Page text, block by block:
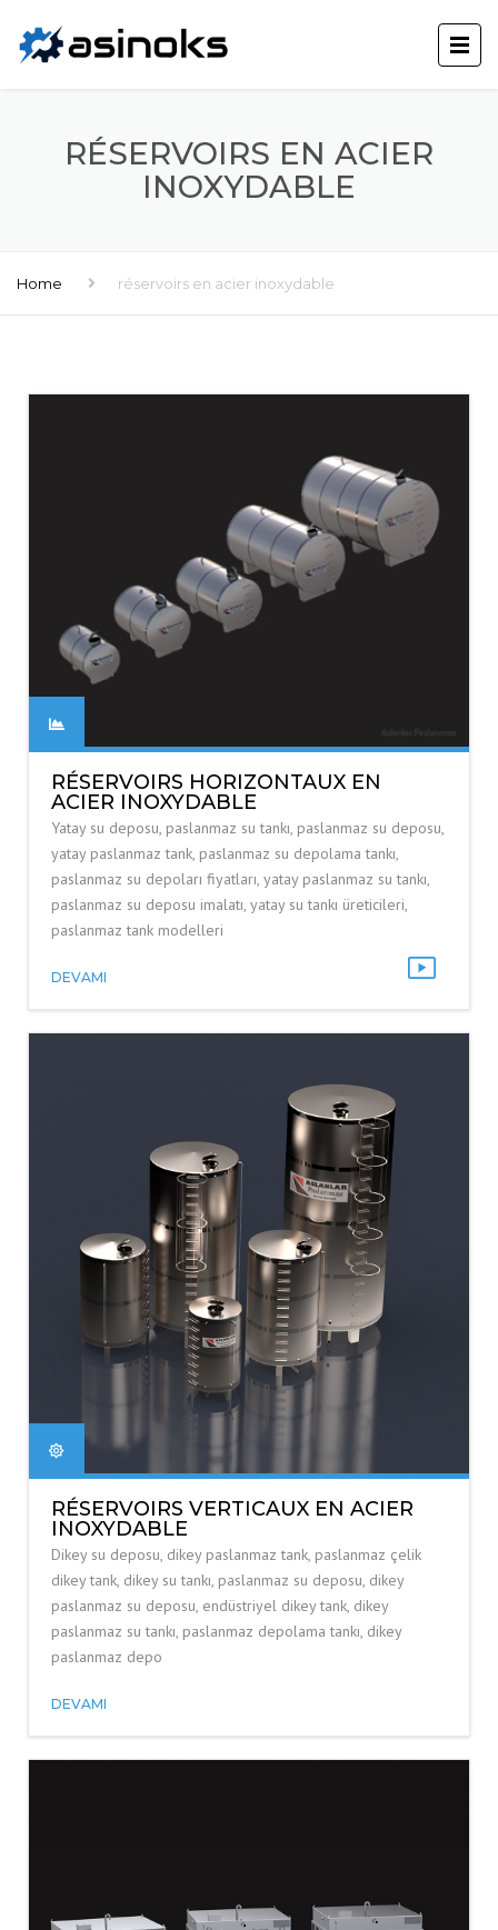
RÉSERVOIRS EN ACIER
INOXYDABLE
Home réservoirs en acier inoxydable
RÉSERVOIRS HORIZONTAUX EN
ACIER INOXYDABLE
Yatay su deposu, paslanmaz su tankı, paslanmaz su deposu,
yatay paslanmaz tank, paslanmaz su depolama tankı,
paslanmaz su depoları fiyatları, yatay paslanmaz su tankı,
paslanmaz su deposu imalatı, yatay su tankı üreticileri,
paslanmaz tank modelleri
DEVAMI
RÉSERVOIRS VERTICAUX EN ACIER
INOXYDABLE
Dikey su deposu, dikey paslanmaz tank, paslanmaz çelik
dikey tank, dikey su tankı, paslanmaz su deposu, dikey
paslanmaz su deposu, endüstriyel dikey tank, dikey
paslanmaz su tankı, paslanmaz depolama tankı, dikey
paslanmaz depo
DEVAMI